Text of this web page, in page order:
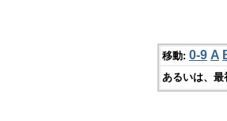
移動: 0-9 A
あるいは、最